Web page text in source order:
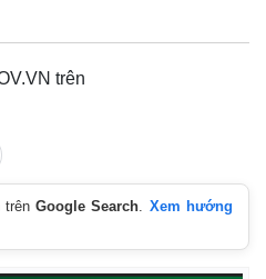
trên
trênGoogle Search. Xem hướng